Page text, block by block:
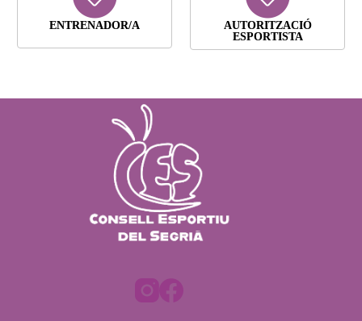
ENTRENADOR/A
AUTORITZACIÓ
ESPORTISTA